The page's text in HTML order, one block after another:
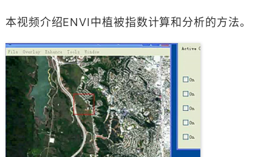
本视频介绍ENVI中植被指数计算和分析的方法。